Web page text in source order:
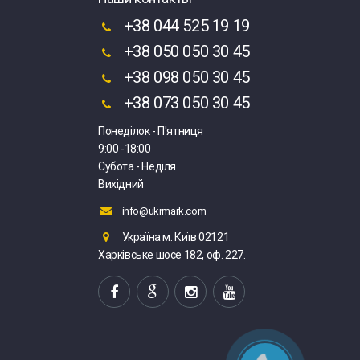
+38 044 525 19 19
+38 050 050 30 45
+38 098 050 30 45
+38 073 050 30 45
Понеділок - П'ятниця
9:00 -18:00
Субота - Неділя
Вихідний
info@ukrmark.com
Україна м. Київ 02121
Харківське шосе 182, оф. 227.